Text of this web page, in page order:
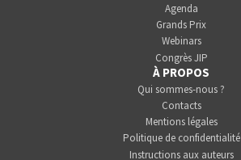
Agenda
Grands Prix
Webinars
Congrès JIP
À PROPOS
Qui sommes-nous ?
Contacts
Mentions légales
Politique de confidentialité
Instructions aux auteurs